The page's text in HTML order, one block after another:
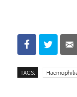
TAGS: